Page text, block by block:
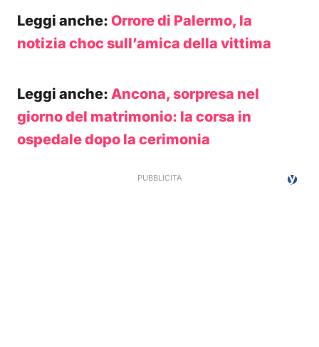
Leggi anche: Orrore di Palermo, la
notizia choc sull’amica della vittima
Leggi anche: Ancona, sorpresa nel
giorno del matrimonio: la corsa in
ospedale dopo la cerimonia